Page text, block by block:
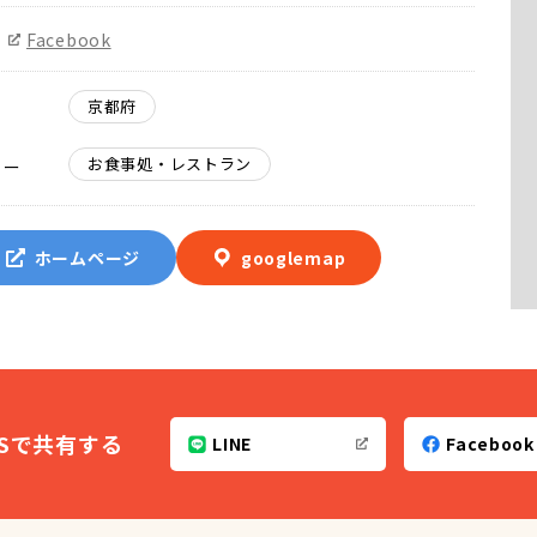
Facebook
京都府
お食事処・レストラン
ホームページ googlemap
で共有する LINE Facebook